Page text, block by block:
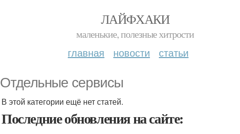
ЛАЙФХАКИ
маленькие, полезные хитрости
главная новости статьи
Отдельные сервисы
В этой категории ещё нет статей.
Последние обновления на сайте: